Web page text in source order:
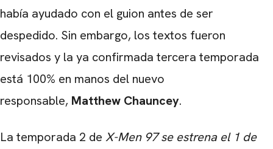
había ayudado con el guion antes de ser
despedido. Sin embargo, los textos fueron
revisados y la ya confirmada tercera temporada
está 100% en manos del nuevo
responsable, Matthew Chauncey.
La temporada 2 de X-Men 97 se estrena el 1 de